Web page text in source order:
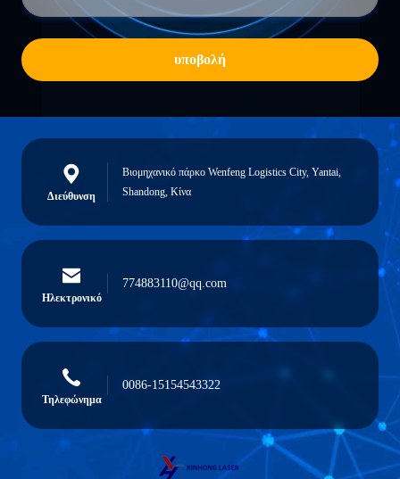
υποβολή
Διεύθυνση
Βιομηχανικό πάρκο Wenfeng Logistics City, Yantai,
Shandong, Κίνα
Ηλεκτρονικό
774883110@qq.com
Τηλεφώνημα
0086-15154543322